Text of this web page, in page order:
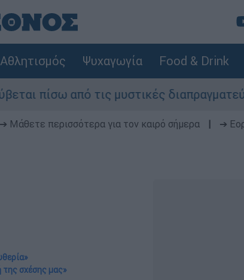
Αθλητισμός Ψυχαγωγία Food & Drink
τις μυστικές διαπραγματεύσεις και
➔ Μάθετε περισσότερα για τον καιρό σήμερα
➔
της σχέσης μας»